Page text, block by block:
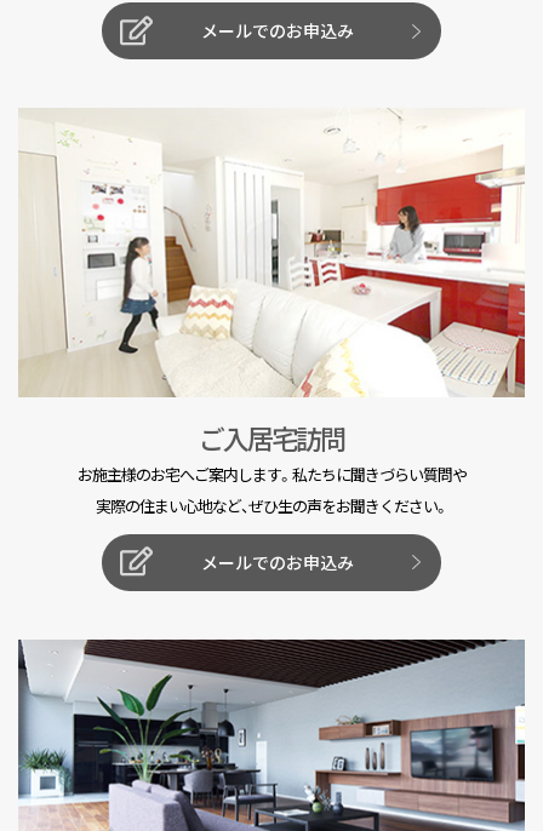
メールでのお申込み
ご入居宅訪問
お施主様のお宅へご案内します。私たちに聞きづらい質問や
実際の住まい心地など、ぜひ生の声をお聞きください。
メールでのお申込み